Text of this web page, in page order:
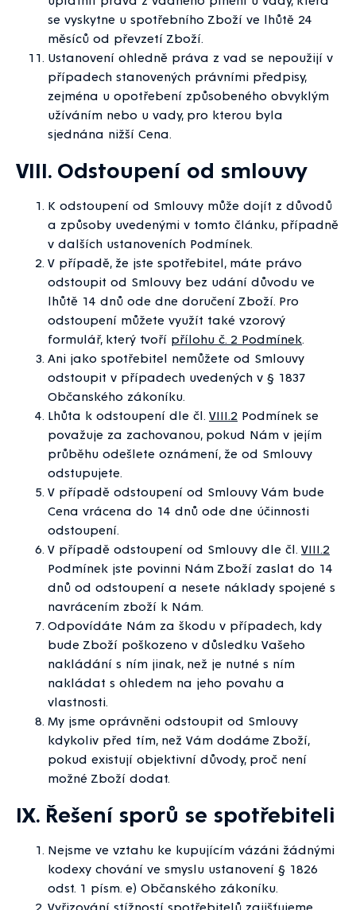
se vyskytne u spotřebního Zboží ve lhůtě 24
měsíců od převzetí Zboží.
Ustanovení ohledně práva z vad se nepoužijí v
případech stanovených právními předpisy,
zejména u opotřebení způsobeného obvyklým
užíváním nebo u vady, pro kterou byla
sjednána nižší Cena.
VIII. Odstoupení od smlouvy
K odstoupení od Smlouvy může dojít z důvodů
a způsoby uvedenými v tomto článku, případně
v dalších ustanoveních Podmínek.
V případě, že jste spotřebitel, máte právo
odstoupit od Smlouvy bez udání důvodu ve
lhůtě 14 dnů ode dne doručení Zboží. Pro
odstoupení můžete využít také vzorový
formulář, který tvoří přílohu č. 2 Podmínek.
Ani jako spotřebitel nemůžete od Smlouvy
odstoupit v případech uvedených v § 1837
Občanského zákoníku.
Lhůta k odstoupení dle čl. VIII.2 Podmínek se
považuje za zachovanou, pokud Nám v jejím
průběhu odešlete oznámení, že od Smlouvy
odstupujete.
V případě odstoupení od Smlouvy Vám bude
Cena vrácena do 14 dnů ode dne účinnosti
odstoupení.
V případě odstoupení od Smlouvy dle čl. VIII.2
Podmínek jste povinni Nám Zboží zaslat do 14
dnů od odstoupení a nesete náklady spojené s
navrácením zboží k Nám.
Odpovídáte Nám za škodu v případech, kdy
bude Zboží poškozeno v důsledku Vašeho
nakládání s ním jinak, než je nutné s ním
nakládat s ohledem na jeho povahu a
vlastnosti.
My jsme oprávněni odstoupit od Smlouvy
kdykoliv před tím, než Vám dodáme Zboží,
pokud existují objektivní důvody, proč není
možné Zboží dodat.
IX. Řešení sporů se spotřebiteli
Nejsme ve vztahu ke kupujícím vázáni žádnými
kodexy chování ve smyslu ustanovení § 1826
odst. 1 písm. e) Občanského zákoníku.
Vyřizování stížností spotřebitelů zajišťujeme